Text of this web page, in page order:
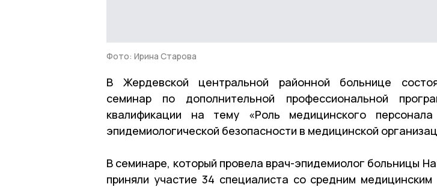
Фото: Ирина Старова
В Жердевской центральной районной больнице
семинар по дополнительной профессиональной
квалификации на тему «Роль медицинского
эпидемиологической безопасности в медицинской
В семинаре, который провела врач-эпидемиолог больницы
приняли участие 34 специалиста со средним